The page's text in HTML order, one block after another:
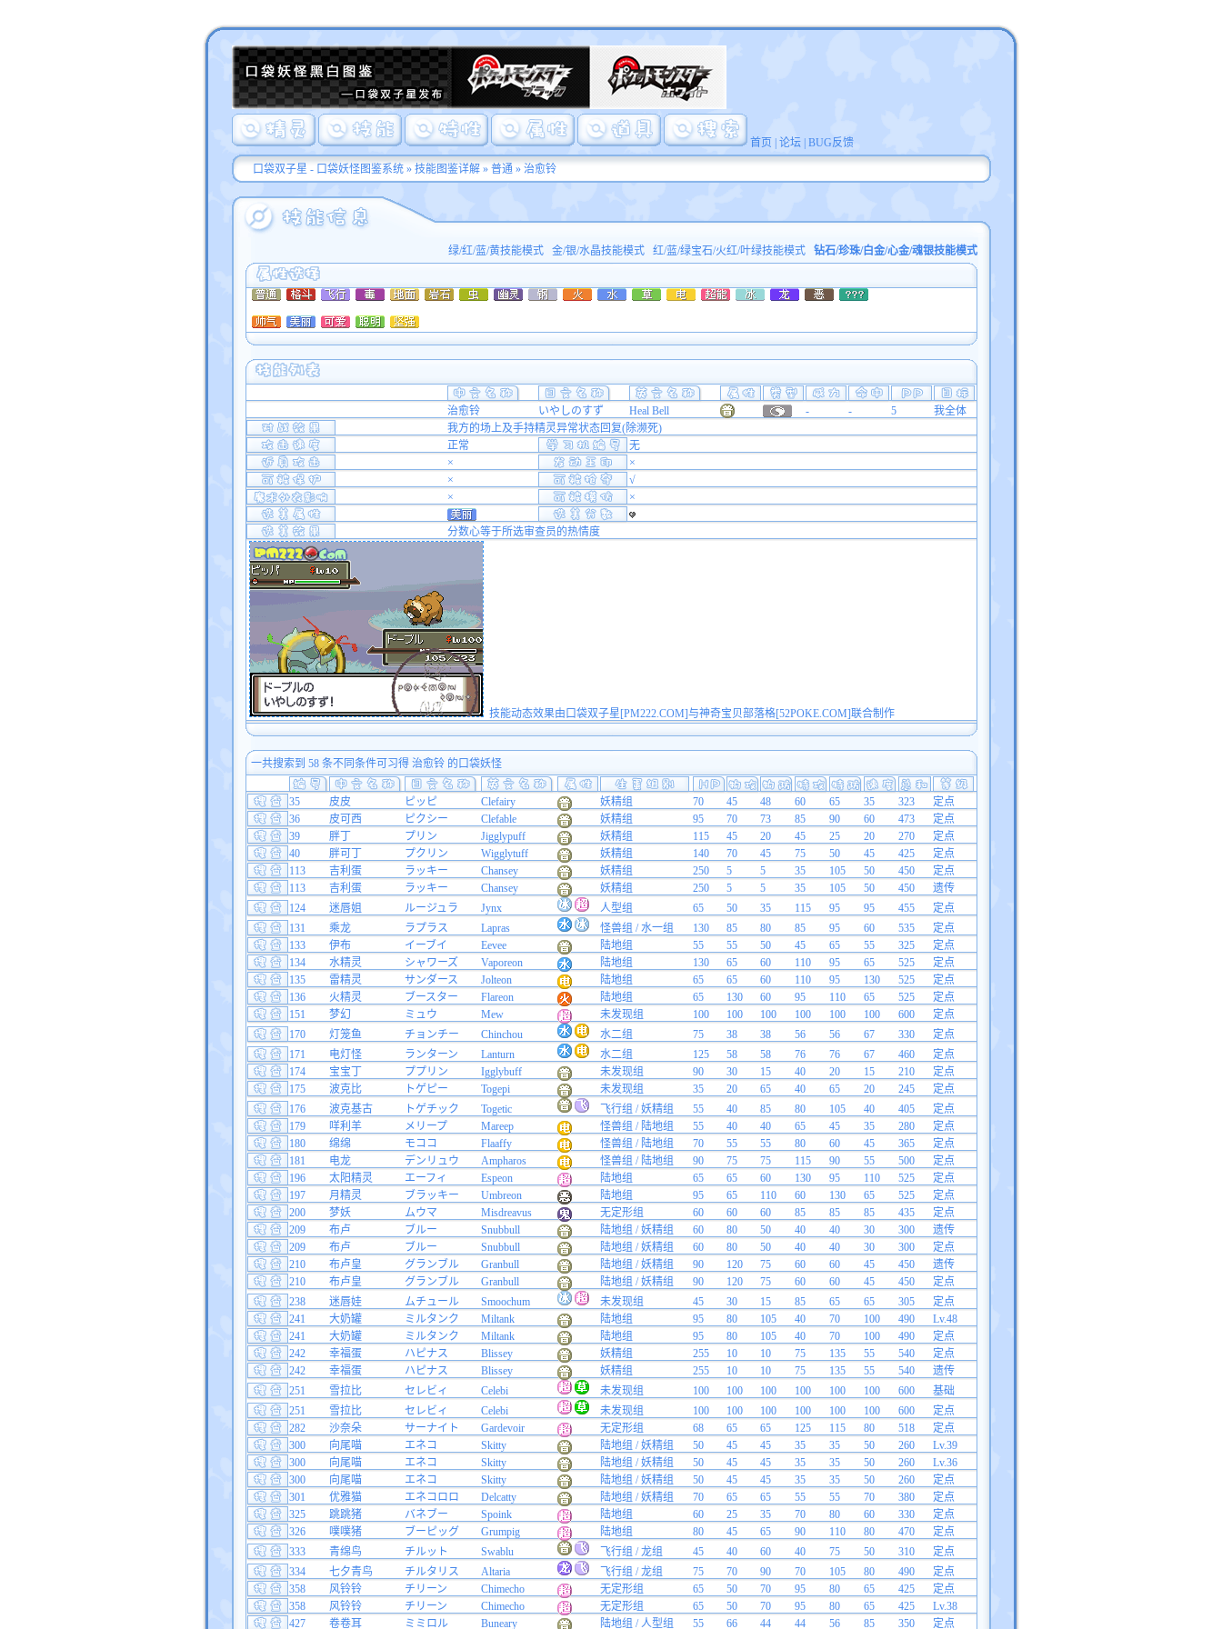
首页 论坛| BUG反馈
口袋双子星 - 口袋妖怪图鉴系统» 技能图鉴详解» 普通» 治愈铃
绿/红/蓝/黄技能模式 金/银/水晶技能模式 红/蓝/绿宝石/火红/叶绿技能模式 钻石/珍珠/白金/心金/魂银技能模式
治愈铃 いやしのすず Heal Bell - - 5
我全体
我方的场上及手持精灵异常状态回复(除濒死)
正常
无
×
×
×
√
×
×
分数心等于所选审查员的热情度
技能动态效果由口袋双子星[PM222.COM]与神奇宝贝部落格[52POKE.COM]联合制作
一共搜索到 58 条不同条件可习得 治愈铃 的口袋妖怪
35 皮皮 ピッピ Clefairy 妖精组 70 45 48 60 65 35 323
定点
36
皮可西 ピクシー Clefable 妖精组 95 70 73 85 90 60 473
定点
39
胖丁 プリン Jigglypuff 妖精组 115 45 20 45 25 20 270
定点
40
胖可丁 プクリン Wigglytuff 妖精组 140 70 45 75 50 45 425
定点
113
吉利蛋 ラッキー Chansey 妖精组 250 5 5 35 105 50 450
定点
113
吉利蛋 ラッキー Chansey 妖精组 250 5 5 35 105 50 450
遗传
124
迷唇姐 ルージュラ Jynx 人型组 65 50 35 115 95 95 455
定点
131
乘龙 ラプラス Lapras 怪兽组 / 水一组 130 85 80 85 95 60 535
定点
133
伊布 イーブイ Eevee 陆地组 55 55 50 45 65 55 325
定点
134
水精灵 シャワーズ Vaporeon 陆地组 130 65 60 110 95 65 525
定点
135
雷精灵 サンダース Jolteon 陆地组 65 65 60 110 95 130 525
定点
136
火精灵 ブースター Flareon 陆地组 65 130 60 95 110 65 525
定点
151
梦幻 ミュウ Mew 未发现组 100 100 100 100 100 100 600
定点
170
灯笼鱼 チョンチー Chinchou 水二组 75 38 38 56 56 67 330
定点
171
电灯怪 ランターン Lanturn 水二组 125 58 58 76 76 67 460
定点
174
宝宝丁 ププリン Igglybuff 未发现组 90 30 15 40 20 15 210
定点
175
波克比 トゲピー Togepi 未发现组 35 20 65 40 65 20 245
定点
176
波克基古 トゲチック Togetic 飞行组 / 妖精组 55 40 85 80 105 40 405
定点
179
咩利羊 メリープ Mareep 怪兽组 / 陆地组 55 40 40 65 45 35 280
定点
180
绵绵 モココ Flaaffy 怪兽组 / 陆地组 70 55 55 80 60 45 365
定点
181
电龙 デンリュウ Ampharos 怪兽组 / 陆地组 90 75 75 115 90 55 500
定点
196
太阳精灵 エーフィ Espeon 陆地组 65 65 60 130 95 110 525
定点
197
月精灵 ブラッキー Umbreon 陆地组 95 65 110 60 130 65 525
定点
200
梦妖 ムウマ Misdreavus 无定形组 60 60 60 85 85 85 435
定点
209
布卢 ブルー Snubbull 陆地组 / 妖精组 60 80 50 40 40 30 300
遗传
209
布卢 ブルー Snubbull 陆地组 / 妖精组 60 80 50 40 40 30 300
定点
210
布卢皇 グランブル Granbull 陆地组 / 妖精组 90 120 75 60 60 45 450
遗传
210
布卢皇 グランブル Granbull 陆地组 / 妖精组 90 120 75 60 60 45 450
定点
238
迷唇娃 ムチュール Smoochum 未发现组 45 30 15 85 65 65 305
定点
241
大奶罐 ミルタンク Miltank 陆地组 95 80 105 40 70 100 490
Lv.48
241
大奶罐 ミルタンク Miltank 陆地组 95 80 105 40 70 100 490
定点
242
幸福蛋 ハピナス Blissey 妖精组 255 10 10 75 135 55 540
定点
242
幸福蛋 ハピナス Blissey 妖精组 255 10 10 75 135 55 540
遗传
251
雪拉比 セレビィ Celebi 未发现组 100 100 100 100 100 100 600
基础
251
雪拉比 セレビィ Celebi 未发现组 100 100 100 100 100 100 600
定点
282
沙奈朵 サーナイト Gardevoir 无定形组 68 65 65 125 115 80 518
定点
300
向尾喵 エネコ Skitty 陆地组 / 妖精组 50 45 45 35 35 50 260
Lv.39
300
向尾喵 エネコ Skitty 陆地组 / 妖精组 50 45 45 35 35 50 260
Lv.36
300
向尾喵 エネコ Skitty 陆地组 / 妖精组 50 45 45 35 35 50 260
定点
301
优雅猫 エネコロロ Delcatty 陆地组 / 妖精组 70 65 65 55 55 70 380
定点
325
跳跳猪 バネブー Spoink 陆地组 60 25 35 70 80 60 330
定点
326
噗噗猪 ブーピッグ Grumpig 陆地组 80 45 65 90 110 80 470
定点
333
青绵鸟 チルット Swablu 飞行组 / 龙组 45 40 60 40 75 50 310
定点
334
七夕青鸟 チルタリス Altaria 飞行组 / 龙组 75 70 90 70 105 80 490
定点
358
风铃铃 チリーン Chimecho 无定形组 65 50 70 95 80 65 425
定点
358
风铃铃 チリーン Chimecho 无定形组 65 50 70 95 80 65 425
Lv.38
427
卷卷耳 ミミロル Buneary 陆地组 / 人型组 55 66 44 44 56 85 350 定点